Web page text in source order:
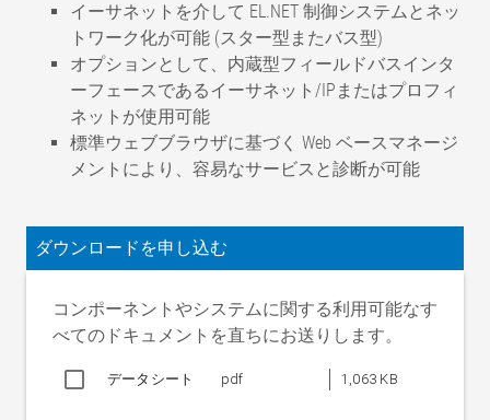
イーサネットを介して EL.NET 制御システムとネッ
トワーク化が可能 (スター型またバス型)
オプションとして、内蔵型フィールドバスインタ
ーフェースであるイーサネット/IPまたはプロフィ
ネットが使用可能
標準ウェブブラウザに基づく Web ベースマネージ
メントにより、容易なサービスと診断が可能
エラー周波数
定格幅
400 ～ 2400 mm
定格変位量
NB 400 ～ 800 mm
±30 mm
NB 1100 ～ 2400 mm
ダウンロードを申し込む
コンポーネントやシステムに関する利用可能なす
べてのドキュメントを直ちにお送りします。
データシート pdf 1,063 KB